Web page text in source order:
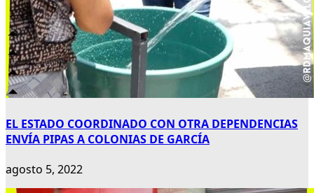
EL ESTADO COORDINADO CON OTRA DEPENDENCIAS
ENVÍA PIPAS A COLONIAS DE GARCÍA
agosto 5, 2022